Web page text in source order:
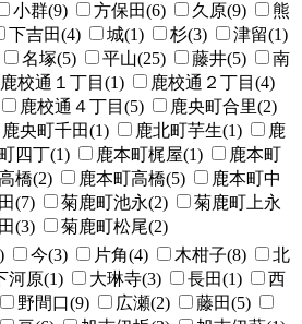
小群(9) 方保田(6) 久原(9)
熊
下吉田(4) 城(1) 杉(3)
津留(1)
名塚(5) 平山(25) 藤井(5)
南
鹿校通１丁目(1)
鹿校通２丁目(4)
鹿校通４丁目(5)
鹿央町合里(2)
鹿央町千田(1) 鹿北町芋生(1)
鹿
四丁(1) 鹿本町梶屋(1)
鹿本町
橋(2) 鹿本町高橋(5)
鹿本町中
(7) 菊鹿町池永(2)
菊鹿町上永
(3) 菊鹿町松尾(2)
今(3) 片角(4) 木柑子(8)
北
河原(1) 大琳寺(3) 長田(1)
西
野間口(9) 広瀬(2)
藤田(5)